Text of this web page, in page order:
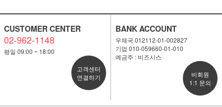
CUSTOMER CENTER
02-962-1148
평일 09:00 ~ 18:00
고객센터
연결하기
BANK ACCOUNT
우체국 012112-01-002827
기업 010-059660-01-010
예금주 : 비즈시스
비회원
1:1 문의